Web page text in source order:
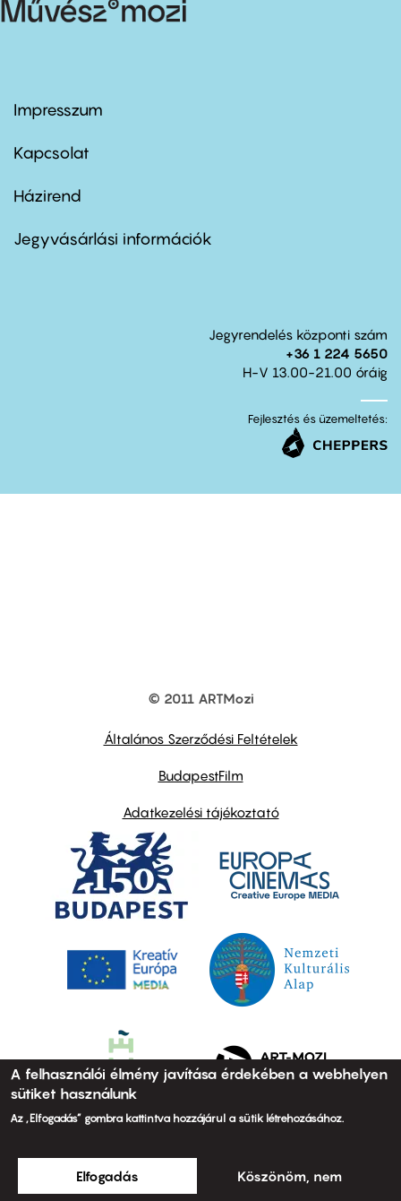
Footer
first
Impresszum
Kapcsolat
Footer
second
Házirend
Jegyvásárlási információk
Jegyrendelés központi szám
+36 1 224 5650
H-V 13.00-21.00 óráig
Fejlesztés és üzemeltetés:
© 2011 ARTMozi
Általános Szerződési Feltételek
BudapestFilm
Adatkezelési tájékoztató
A felhasználói élmény javítása érdekében a webhelyen
sütiket használunk
Az „Elfogadás” gombra kattintva hozzájárul a sütik létrehozásához.
Elfogadás Köszönöm, nem